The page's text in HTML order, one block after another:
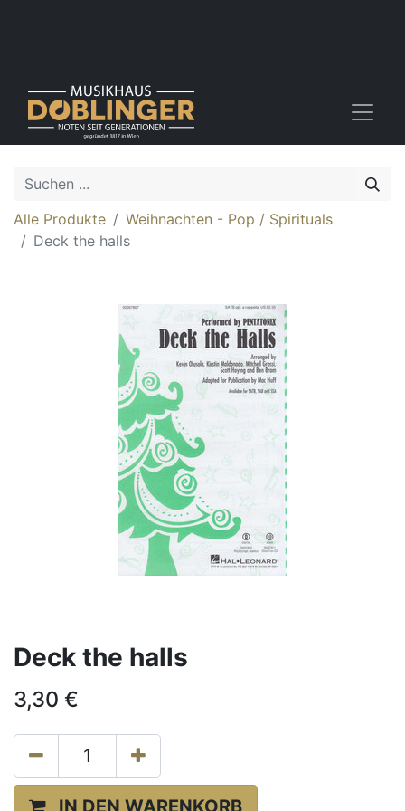
Alle Produkte
Weihnachten - Pop / Spirituals
Deck the halls
Deck the halls
3,30 €
IN DEN WARENKORB